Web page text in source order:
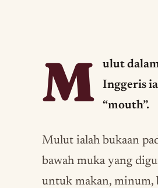
M
ulut
Inggeris
“mouth”.
Mulut ialah bukaan
bawah muka yang
untuk makan, minum,